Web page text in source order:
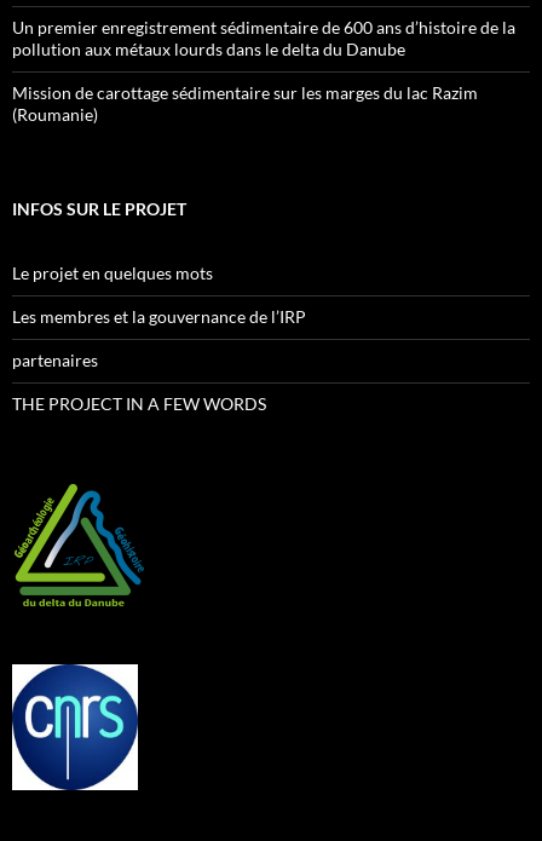
Un premier enregistrement sédimentaire de 600 ans d’histoire de la
pollution aux métaux lourds dans le delta du Danube
Mission de carottage sédimentaire sur les marges du lac Razim
(Roumanie)
INFOS SUR LE PROJET
Le projet en quelques mots
Les membres et la gouvernance de l’IRP
partenaires
THE PROJECT IN A FEW WORDS